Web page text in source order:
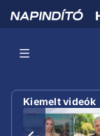
Kiemelt videók